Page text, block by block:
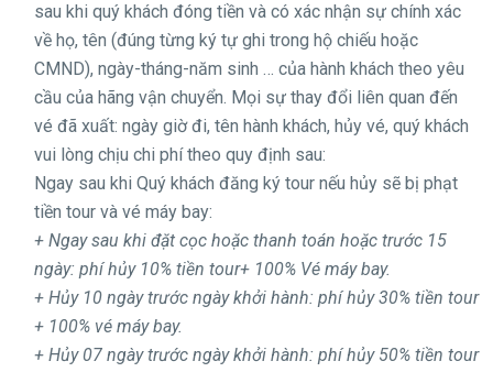
sau khi quý khách đóng tiền và có xác nhận sự chính xác
về họ, tên (đúng từng ký tự ghi trong hộ chiếu hoặc
CMND), ngày-tháng-năm sinh … của hành khách theo yêu
cầu của hãng vận chuyển. Mọi sự thay đổi liên quan đến
vé đã xuất: ngày giờ đi, tên hành khách, hủy vé, quý khách
vui lòng chịu chi phí theo quy định sau:
Ngay sau khi Quý khách đăng ký tour nếu hủy sẽ bị phạt
tiền tour và vé máy bay:
+ Ngay sau khi đặt cọc hoặc thanh toán hoặc trước 15
ngày: phí hủy 10% tiền tour+ 100% Vé máy bay.
+ Hủy 10 ngày trước ngày khởi hành: phí hủy 30% tiền tour
+ 100% vé máy bay.
+ Hủy 07 ngày trước ngày khởi hành: phí hủy 50% tiền tour